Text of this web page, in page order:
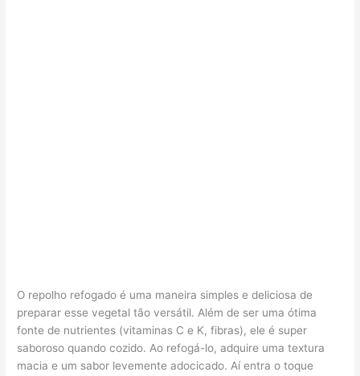
O repolho refogado é uma maneira simples e deliciosa de
preparar esse vegetal tão versátil. Além de ser uma ótima
fonte de nutrientes (vitaminas C e K, fibras), ele é super
saboroso quando cozido. Ao refogá-lo, adquire uma textura
macia e um sabor levemente adocicado. Aí entra o toque